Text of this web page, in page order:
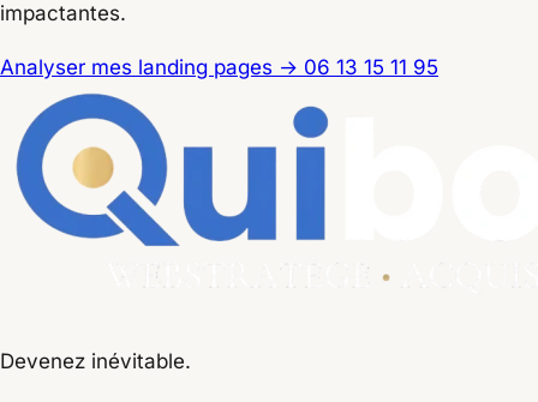
impactantes.
Analyser mes landing pages → 06 13 15 11 95
Devenez inévitable.